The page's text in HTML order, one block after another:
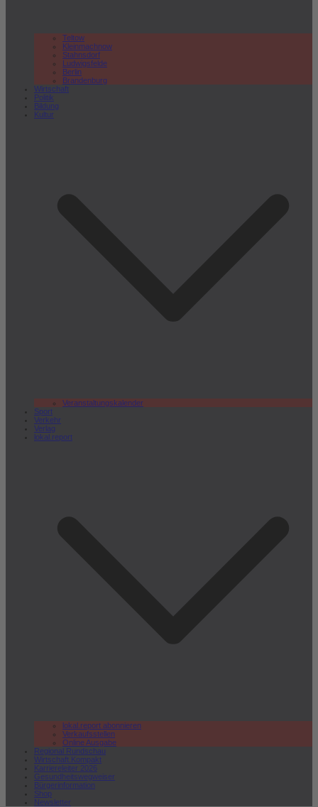
Teltow
Kleinmachnow
Stahnsdorf
Ludwigsfelde
Berlin
Brandenburg
Wirtschaft
Politik
Bildung
Kultur
Veranstaltungskalender
Sport
Verkehr
Verlag
lokal.report
lokal.report abonnieren
Verkaufsstellen
Online Ausgabe
Regional Rundschau
Wirtschaft.Kompakt
Karriereleiter 2026
Gesundheitswegweiser
Bürgerinformation
Shop
Newsletter